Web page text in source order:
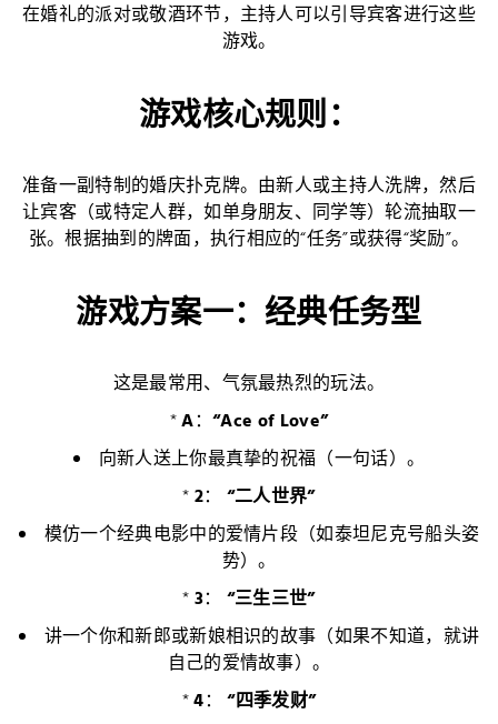
在婚礼的派对或敬酒环节，主持人可以引导宾客进行这些
游戏。
游戏核心规则：
准备一副特制的婚庆扑克牌。由新人或主持人洗牌，然后
让宾客（或特定人群，如单身朋友、同学等）轮流抽取一
张。根据抽到的牌面，执行相应的“任务”或获得“奖励”。
游戏方案一：经典任务型
这是最常用、气氛最热烈的玩法。
*A：“Ace of Love”
向新人送上你最真挚的祝福（一句话）。
*2： “二人世界”
模仿一个经典电影中的爱情片段（如泰坦尼克号船头姿
势）。
*3： “三生三世”
讲一个你和新郎或新娘相识的故事（如果不知道，就讲
自己的爱情故事）。
*4：“四季发财”